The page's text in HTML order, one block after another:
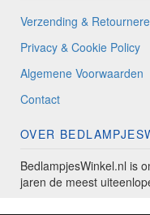
Verzending &
Privacy & Cookie Policy
Algemene Voorwaarden
Contact
OVER
BedlampjesWinkel.nl is
jaren de meest